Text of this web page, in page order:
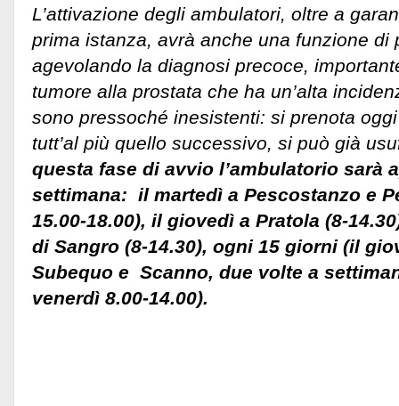
L’attivazione degli ambulatori, oltre a
prima istanza, avrà anche una funzione di
agevolando la diagnosi precoce,
tumore alla prostata che ha un’alta
sono pressoché inesistenti: si prenota
tutt’al più quello successivo, si può già
questa fase di avvio l’ambulatorio sarà
settimana: il martedì a Pescostanzo e
15.00-18.00), il giovedì a Pratola (8-
di Sangro (8-14.30), ogni 15 giorni (il
Subequo e Scanno, due volte a
venerdì 8.00-14.00).